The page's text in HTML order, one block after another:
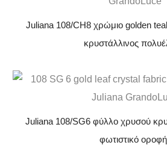
Juliana 108/CH8 χρώμιο golden
κρυστάλλινος
Juliana 108/SG6 φύλλο χρυσού
φωτιστικό